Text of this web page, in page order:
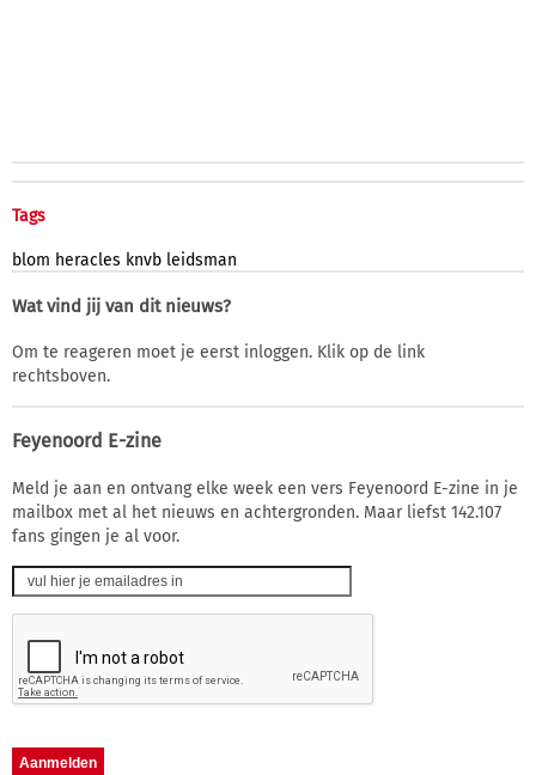
Tags
blom heracles knvb leidsman
Wat vind jij van dit nieuws?
Om te reageren moet je eerst inloggen. Klik op de link
rechtsboven.
Feyenoord E-zine
Meld je aan en ontvang elke week een vers Feyenoord E-zine in je
mailbox met al het nieuws en achtergronden. Maar liefst 142.107
fans gingen je al voor.